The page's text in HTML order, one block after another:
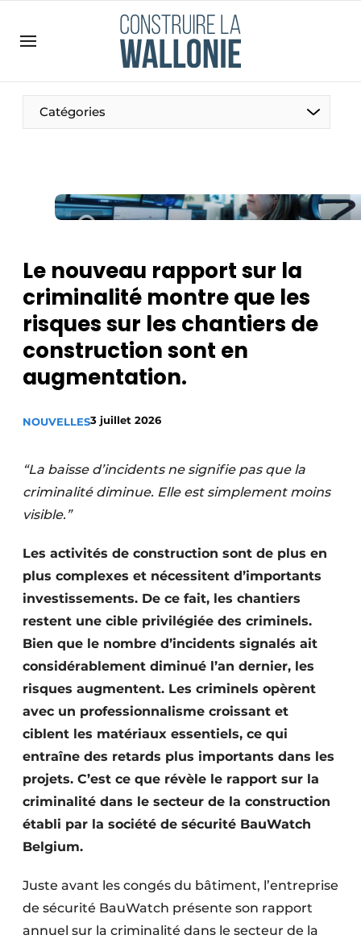
Emploi
Enregistrer une offre d’emploi
Meest gelezen
Podcasts
Privacy / Cookie statement
S’inscrire à l’événement
S’inscrire
Termes et conditions
Catégories
Construction bois
Contrôle d’accès
Éclairage
Fondations
Façades
Géotextiles
Infrastructures souterraines et égouttage
Protection solaire
Rénovation
Sécurité incendie
Software
Techniques ferroviaires
Le nouveau rapport sur la
criminalité montre que les
risques sur les chantiers de
construction sont en
augmentation.
NOUVELLES3 juillet 2026
“La baisse d’incidents ne signifie pas que la
criminalité diminue. Elle est simplement moins
visible.”
Les activités de construction sont de plus en
plus complexes et nécessitent d’importants
investissements. De ce fait, les chantiers
restent une cible privilégiée des criminels.
Bien que le nombre d’incidents signalés ait
considérablement diminué l’an dernier, les
risques augmentent. Les criminels opèrent
avec un professionnalisme croissant et
ciblent les matériaux essentiels, ce qui
entraîne des retards plus importants dans les
projets. C’est ce que révèle le rapport sur la
criminalité dans le secteur de la construction
établi par la société de sécurité BauWatch
Belgium.
Juste avant les congés du bâtiment, l’entreprise
de sécurité BauWatch présente son rapport
annuel sur la criminalité dans le secteur de la